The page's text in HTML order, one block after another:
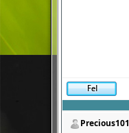
Precious101